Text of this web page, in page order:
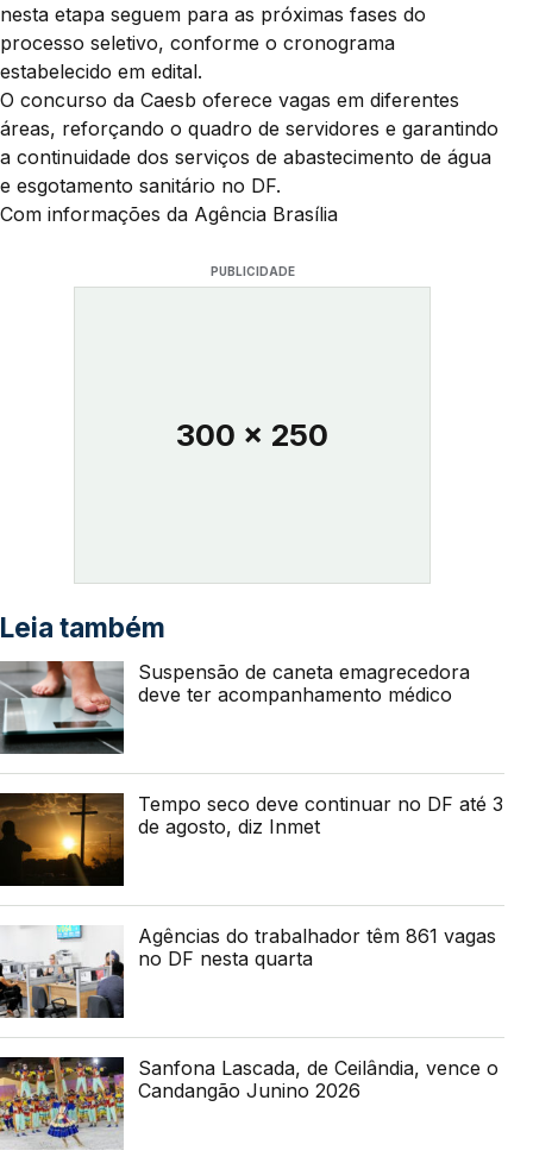
nesta etapa seguem para as próximas fases do
processo seletivo, conforme o cronograma
estabelecido em edital.
O concurso da Caesb oferece vagas em diferentes
áreas, reforçando o quadro de servidores e garantindo
a continuidade dos serviços de abastecimento de água
e esgotamento sanitário no DF.
Com informações da Agência Brasília
PUBLICIDADE
300 x 250
Leia também
Suspensão de caneta emagrecedora
deve ter acompanhamento médico
Tempo seco deve continuar no DF até 3
de agosto, diz Inmet
Agências do trabalhador têm 861 vagas
no DF nesta quarta
Sanfona Lascada, de Ceilândia, vence o
Candangão Junino 2026